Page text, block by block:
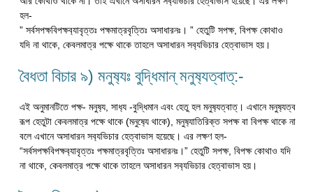
হল-
” সর্বসপক্ষবিপক্ষব‍্যাবৃত্তঃ পক্ষমাত্রবৃত্তিঃ অসাধারনঃ। ” হেতুটি সপক্ষ, বিপক্ষ কোথাও
যদি না থাকে, কেবলমাত্র পক্ষে থাকে তাহলে অসাধারন সব‍্যভিচার হেত্বাভাস হয়।
বৈধতা বিচার ৯) মনুষ‍্যঃ বুদ্ধিমান্ মনুষ‍্যত্বাত্:-
এই অনুমানটিতে পক্ষ- মনুষ‍্য, সাধ‍্য -বুদ্ধিমান এবং হেতু হল মনুষ‍্যত্বাত্। এখানে মনুষ‍্যত্ব
রূপ হেতুটা কেবলমাত্র পক্ষে থাকে (মনুষ‍্যে থাকে), মনুষ‍্যাতিরিক্ত সপক্ষ বা বিপক্ষ থাকে না
বলে এখানে অসাধারন সব‍্যভিচার হেত্বাভাস হয়েছে। এর লক্ষণ হল-
“সর্বসপক্ষবিপক্ষব‍্যাবৃত্তঃ পক্ষমাত্রবৃত্তিঃ অসাধারনঃ।” হেতুটি সপক্ষ, বিপক্ষ কোথাও যদি
না থাকে, কেবলমাত্র পক্ষে থাকে তাহলে অসাধারন সব‍্যভিচার হেত্বাভাস হয়।